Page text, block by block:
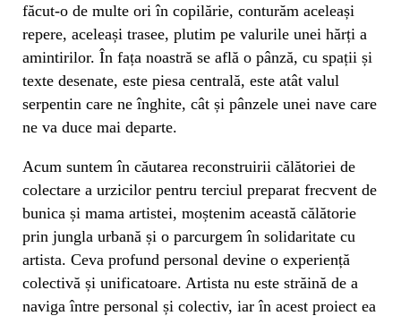
făcut-o de multe ori în copilărie, conturăm aceleași
repere, aceleași trasee, plutim pe valurile unei hărți a
amintirilor. În fața noastră se află o pânză, cu spații și
texte desenate, este piesa centrală, este atât valul
serpentin care ne înghite, cât și pânzele unei nave care
ne va duce mai departe.
Acum suntem în căutarea reconstruirii călătoriei de
colectare a urzicilor pentru terciul preparat frecvent de
bunica și mama artistei, moștenim această călătorie
prin jungla urbană și o parcurgem în solidaritate cu
artista. Ceva profund personal devine o experiență
colectivă și unificatoare. Artista nu este străină de a
naviga între personal și colectiv, iar în acest proiect ea